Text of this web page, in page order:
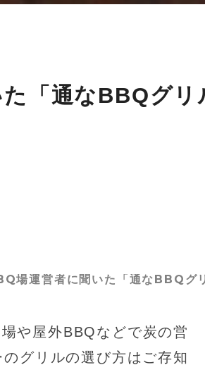
「通なBBQグ
場運営者に聞いた「通なBBQグ
や屋外BBQなどで炭の営
グリルの選び方はご存知